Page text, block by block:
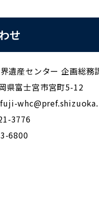
せ
遺産センター 企画総務
県富士宮市宮町5-12
3776
6800